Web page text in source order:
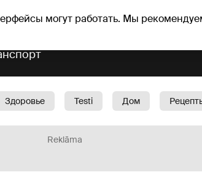
могут работать. Мы
Здоровье Testi Дом
Reklāma